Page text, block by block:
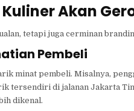
Akan
tetapi juga cerminan
Pembeli
minat pembeli. Misalnya,
tersendiri di jalanan Jakarta
dikenal.